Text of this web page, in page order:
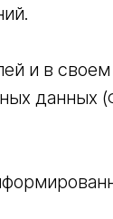
и в своем